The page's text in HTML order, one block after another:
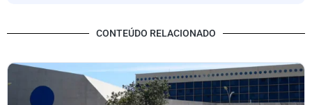
CONTEÚDO RELACIONADO